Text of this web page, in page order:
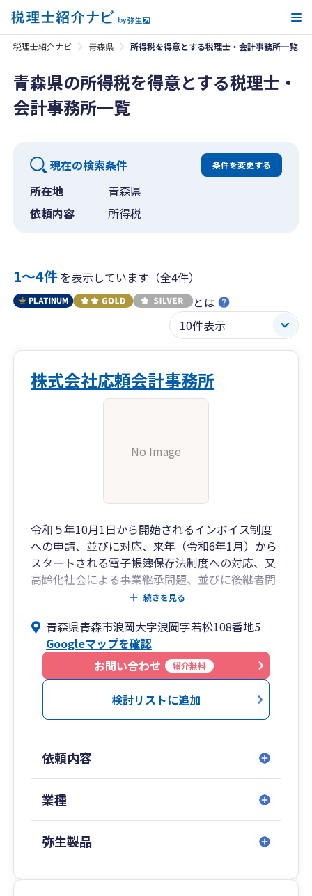
税理士紹介ナビ 青森県 所得税を得意とする税理士・会計事務所一覧
青森県の所得税を得意とする税理士・
会計事務所一覧
現在の検索条件 条件を変更する
所在地
青森県
依頼内容
所得税
1〜4件を表示しています（全4件）
とは
株式会社応頼会計事務所
No Image
令和５年10月1日から開始されるインボイス制度
への申請、並びに対応、来年（令和6年1月）から
スタートされる電子帳簿保存法制度への対応、又
高齢化社会による事業継承問題、並びに後継者問
題、担い手育成 等々抱えられている問題、疑問は
ださいませ。
小さな事務所ではございますが、その分、最新の
知識をアップデートされた優秀なスタッフととも
に、小回りの利く展開が可能と考えております。
最新知識と経験豊富な思考過程から、お互いにウ
インウインとなる様な、ベストなサービスのご提
続きを見る
青森県青森市浪岡大字浪岡字若松108番地5
Googleマップを確認
お問い合わせ
紹介無料
検討リストに追加
依頼内容
業種
弥生製品